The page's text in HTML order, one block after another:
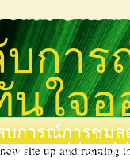
บกา
ใจ
สบการณ์การ
ทันใจ ที่นี่คือที่
site up and running